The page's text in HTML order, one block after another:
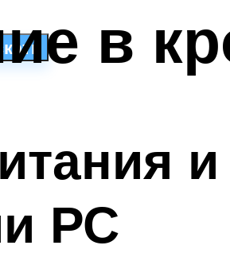
в
РС